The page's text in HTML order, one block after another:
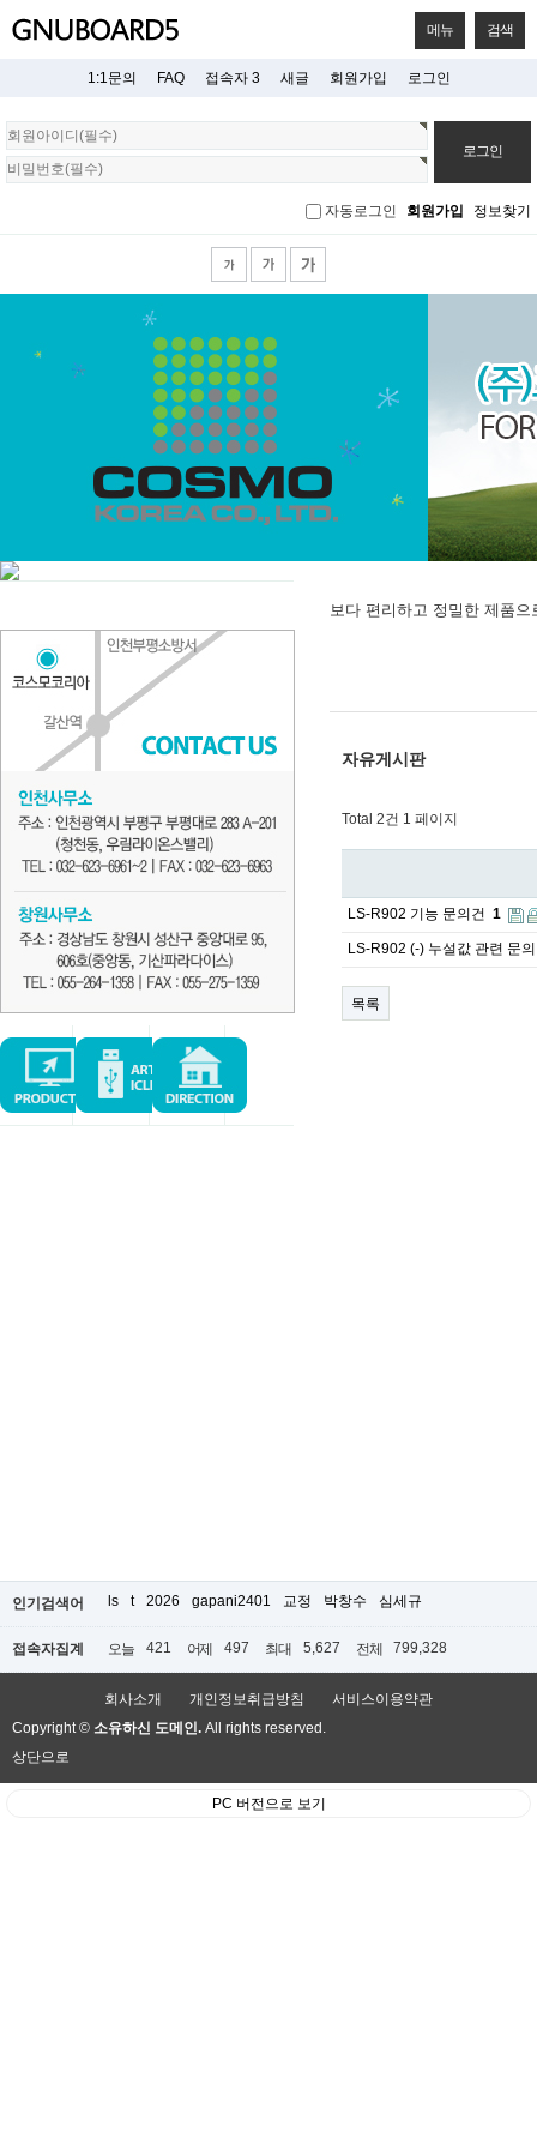
메뉴 검색
1:1문의 FAQ 접속자 3 새글 회원가입 로그인
회
원
로
자동로그인 회원가입 정보찾기
보다 편리하고 정밀한 제품
자유게시판
Total 2건 1 페이지
LS-R902 기능 문의건 1
LS-R902 (-) 누설값 관련 문
목록
인기검색어 ls t 2026 gapani2401 교정 박창수 심세규
접속자집계 오늘 421 어제 497 최대 5,627 전체 799,328
회사소개 개인정보취급방침
서비스이용약관
Copyright © 소유하신 도메인. All rights reserved.
상단으로
PC 버전으로 보기